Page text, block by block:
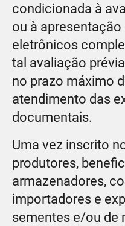
condicionada à
ou à
eletrônicos
tal avaliação
no prazo máximo
atendimento das
documentais.
Uma vez inscrito
produtores,
armazenadores,
importadores e
sementes e/ou de